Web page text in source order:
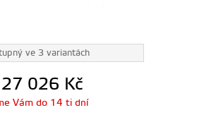
ve 3 variantách
026 Kč
Vám do 14 ti dní